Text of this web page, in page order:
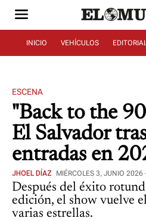
INICIO VEHÍCULOS
ESCENA
"Back to the
El Salvador
entradas en
JHOEL DÍAZ MIÉRCOLES 3, JUNIO
Después del éxito
edición, el show vuelve
varias estrellas.